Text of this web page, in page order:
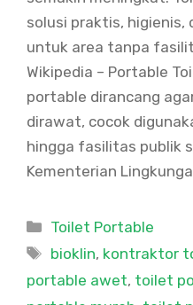
solusi praktis, higienis,
untuk area tanpa
Wikipedia – Portable
portable dirancang
dirawat, cocok
hingga fasilitas publik
Kementerian
Categories
Toilet Portable
Tags
bioklin, kontraktor
portable awet, toilet